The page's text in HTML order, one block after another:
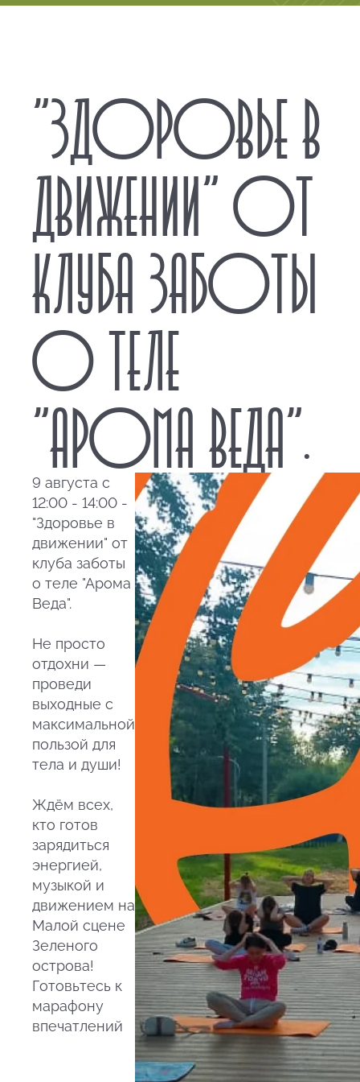
"ЗДОРОВЬЕ В
ДВИЖЕНИИ" ОТ
КЛУБА ЗАБОТЫ
О ТЕЛЕ
"АРОМА ВЕДА".
9 августа с
12:00 - 14:00 -
"Здоровье в
движении" от
клуба заботы
о теле "Арома
Веда".
Не просто
отдохни —
проведи
выходные с
максимальной
пользой для
тела и души!
Ждём всех,
кто готов
зарядиться
энергией,
музыкой и
движением на
Малой сцене
Зеленого
острова!
Готовьтесь к
марафону
впечатлений